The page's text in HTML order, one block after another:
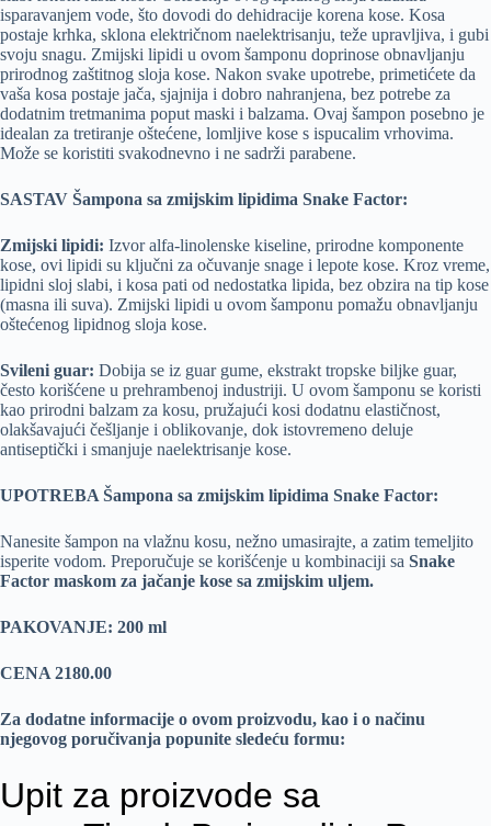
isparavanjem vode, što dovodi do dehidracije korena kose. Kosa
postaje krhka, sklona električnom naelektrisanju, teže upravljiva, i gubi
svoju snagu. Zmijski lipidi u ovom šamponu doprinose obnavljanju
prirodnog zaštitnog sloja kose. Nakon svake upotrebe, primetićete da
vaša kosa postaje jača, sjajnija i dobro nahranjena, bez potrebe za
dodatnim tretmanima poput maski i balzama. Ovaj šampon posebno je
idealan za tretiranje oštećene, lomljive kose s ispucalim vrhovima.
Može se koristiti svakodnevno i ne sadrži parabene.
SASTAV Šampona sa zmijskim lipidima Snake Factor:
Zmijski lipidi: Izvor alfa-linolenske kiseline, prirodne komponente
kose, ovi lipidi su ključni za očuvanje snage i lepote kose. Kroz vreme,
lipidni sloj slabi, i kosa pati od nedostatka lipida, bez obzira na tip kose
(masna ili suva). Zmijski lipidi u ovom šamponu pomažu obnavljanju
oštećenog lipidnog sloja kose.
Svileni guar: Dobija se iz guar gume, ekstrakt tropske biljke guar,
često korišćene u prehrambenoj industriji. U ovom šamponu se koristi
kao prirodni balzam za kosu, pružajući kosi dodatnu elastičnost,
olakšavajući češljanje i oblikovanje, dok istovremeno deluje
antiseptički i smanjuje naelektrisanje kose.
UPOTREBA Šampona sa zmijskim lipidima Snake Factor:
Nanesite šampon na vlažnu kosu, nežno umasirajte, a zatim temeljito
isperite vodom. Preporučuje se korišćenje u kombinaciji sa Snake
Factor maskom za jačanje kose sa zmijskim uljem.
PAKOVANJE: 200 ml
CENA 2180.00
Za dodatne informacije o ovom proizvodu, kao i o načinu
njegovog poručivanja popunite sledeću formu: